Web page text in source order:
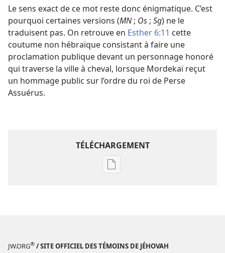
Le sens exact de ce mot reste donc énigmatique. C’est
pourquoi certaines versions (MN; Os ; Sg) ne le
traduisent pas. On retrouve en Esther 6:11 cette
coutume non hébraïque consistant à faire une
proclamation publique devant un personnage honoré
qui traverse la ville à cheval, lorsque Mordekaï reçut
un hommage public sur l’ordre du roi de Perse
Assuérus.
TÉLÉCHARGEMENT
Options
Étude
JW.ORG® / SITE OFFICIEL DES TÉMOINS DE JÉHOVAH